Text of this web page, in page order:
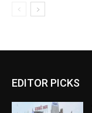
EDITOR PICKS